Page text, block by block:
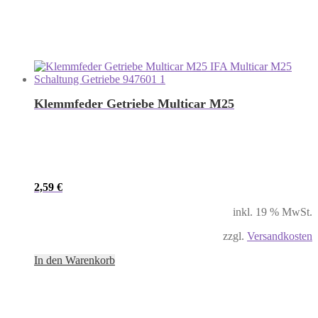
Klemmfeder Getriebe Multicar M25
2,59 €
inkl. 19 % MwSt.
zzgl. Versandkosten
In den Warenkorb